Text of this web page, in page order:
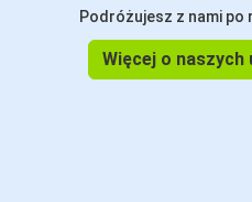
Podróżujesz z nami po
Więcej o naszych